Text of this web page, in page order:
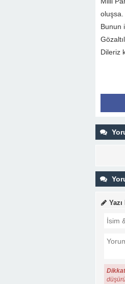
oluşsa.
Bunun
Dileriz